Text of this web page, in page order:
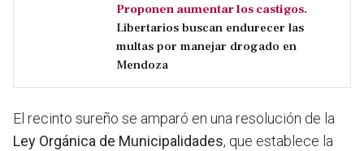
Proponen aumentar los castigos.
Libertarios buscan endurecer las
multas por manejar drogado en
Mendoza
El recinto sureño se amparó en una resolución de la
Ley Orgánica de Municipalidades, que establece la